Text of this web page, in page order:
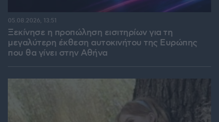
Ξεκίνησε η προπώληση εισιτηρίων για τη
μεγαλύτερη έκθεση αυτοκινήτου της Ευρώπης
που θα γίνει στην Αθήνα
05.08.2026, 13:51